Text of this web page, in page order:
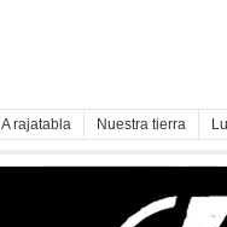
A rajatabla Nuestra tierra